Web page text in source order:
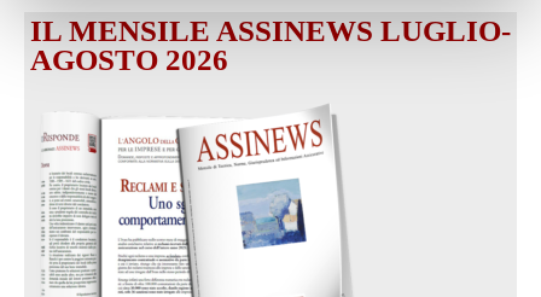
IL MENSILE ASSINEWS LUGLIO-
AGOSTO 2026